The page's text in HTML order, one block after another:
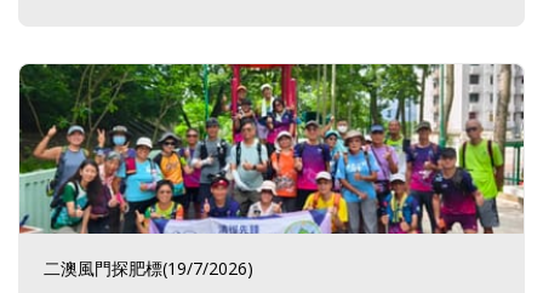
二澳風門探肥標(19/7/2026)